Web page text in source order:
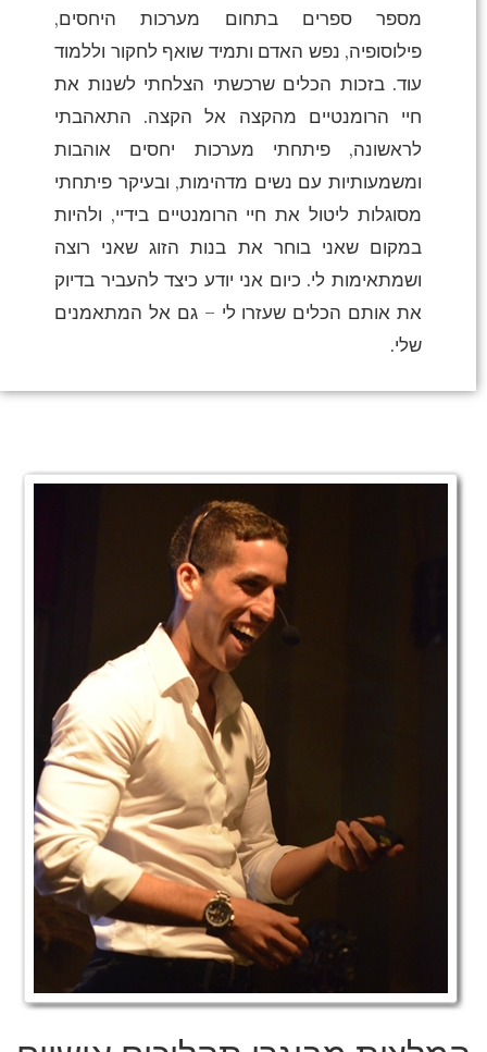
מספר ספרים בתחום מערכות היחסים,
פילוסופיה, נפש האדם ותמיד שואף לחקור וללמוד
עוד. בזכות הכלים שרכשתי הצלחתי לשנות את
חיי הרומנטיים מהקצה אל הקצה. התאהבתי
לראשונה, פיתחתי מערכות יחסים אוהבות
ומשמעותיות עם נשים מדהימות, ובעיקר פיתחתי
מסוגלות ליטול את חיי הרומנטיים בידיי, ולהיות
במקום שאני בוחר את בנות הזוג שאני רוצה
ושמתאימות לי. כיום אני יודע כיצד להעביר בדיוק
את אותם הכלים שעזרו לי – גם אל המתאמנים
שלי.